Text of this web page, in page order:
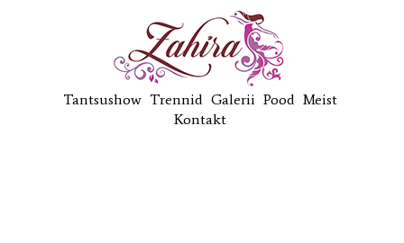
Tantsushow Trennid Galerii Pood Meist
Kontakt